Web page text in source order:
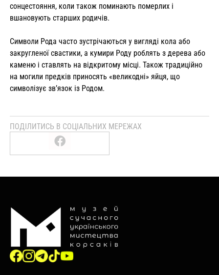
сонцестояння, коли також поминають померлих і
вшановують старших родичів.
Символи Рода часто зустрічаються у вигляді кола або
закругленої свастики, а кумири Роду роблять з дерева або
каменю і ставлять на відкритому місці. Також традиційно
на могили предків приносять «великодні» яйця, що
символізує зв’язок із Родом.
ПОДІЛИТИСЬ В СОЦІАЛЬНИХ МЕРЕЖАХ